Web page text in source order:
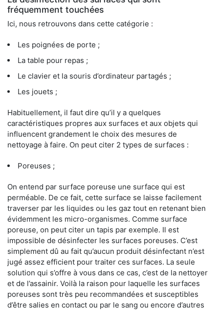
fréquemment touchées
Ici, nous retrouvons dans cette catégorie :
Les poignées de porte ;
La table pour repas ;
Le clavier et la souris d’ordinateur partagés ;
Les jouets ;
Habituellement, il faut dire qu’il y a quelques
caractéristiques propres aux surfaces et aux objets qui
influencent grandement le choix des mesures de
nettoyage à faire. On peut citer 2 types de surfaces :
Poreuses ;
On entend par surface poreuse une surface qui est
perméable. De ce fait, cette surface se laisse facilement
traverser par les liquides ou les gaz tout en retenant bien
évidemment les micro-organismes. Comme surface
poreuse, on peut citer un tapis par exemple. Il est
impossible de désinfecter les surfaces poreuses. C’est
simplement dû au fait qu’aucun produit désinfectant n’est
jugé assez efficient pour traiter ces surfaces. La seule
solution qui s’offre à vous dans ce cas, c’est de la nettoyer
et de l’assainir. Voilà la raison pour laquelle les surfaces
poreuses sont très peu recommandées et susceptibles
d’être salies en contact ou par le sang ou encore d’autres